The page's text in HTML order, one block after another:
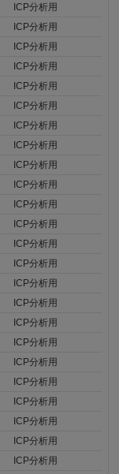
ICP分析用
ICP分析用
ICP分析用
ICP分析用
ICP分析用
ICP分析用
ICP分析用
ICP分析用
ICP分析用
ICP分析用
ICP分析用
ICP分析用
ICP分析用
ICP分析用
ICP分析用
ICP分析用
ICP分析用
ICP分析用
ICP分析用
ICP分析用
ICP分析用
ICP分析用
ICP分析用
ICP分析用